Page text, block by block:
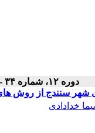
دوره ۱۲، شماره ۳۴ - ( ۹-۱۳۸۶ )
سنندج از روش های
خدادادی